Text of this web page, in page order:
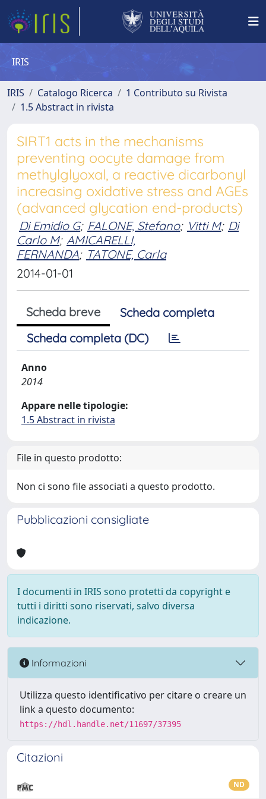
IRIS
IRIS Catalogo Ricerca
1 Contributo su Rivista
1.5 Abstract in rivista
SIRT1 acts in the mechanisms
preventing oocyte damage from
methylglyoxal, a reactive dicarbonyl
increasing oxidative stress and AGEs
(advanced glycation end-products)
Di Emidio G; FALONE, Stefano; Vitti M; Di
Carlo M; AMICARELLI,
FERNANDA; TATONE, Carla
2014-01-01
Scheda breve
Scheda completa
Scheda completa (DC)
Anno
2014
Appare nelle tipologie:
1.5 Abstract in rivista
File in questo prodotto:
Non ci sono file associati a questo prodotto.
Pubblicazioni consigliate
I documenti in IRIS sono protetti da copyright e
tutti i diritti sono riservati, salvo diversa
indicazione.
Informazioni
Utilizza questo identificativo per citare o creare un
link a questo documento:
https://hdl.handle.net/11697/37395
Citazioni
ND